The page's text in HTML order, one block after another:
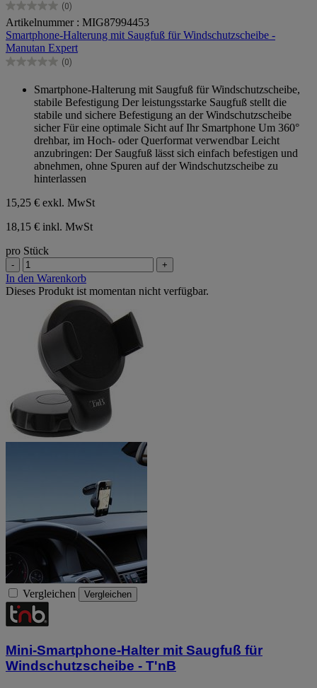
(0)
0.0
von
5
Sternen.
Artikelnummer : MIG87994453
Smartphone-Halterung mit Saugfuß für Windschutzscheibe -
Manutan Expert
(0)
0.0
Sternen.
Smartphone-Halterung mit Saugfuß für Windschutzscheibe,
stabile Befestigung Der leistungsstarke Saugfuß stellt die
stabile und sichere Befestigung an der Windschutzscheibe
sicher Für eine optimale Sicht auf Ihr Smartphone Um 360°
drehbar, im Hoch- oder Querformat verwendbar Leicht
anzubringen: Der Saugfuß lässt sich einfach befestigen und
abnehmen, ohne Spuren auf der Windschutzscheibe zu
hinterlassen
15,25 € exkl. MwSt
18,15 € inkl. MwSt
pro Stück
- +
In den Warenkorb
Dieses Produkt ist momentan nicht verfügbar.
Vergleichen Vergleichen
Mini-Smartphone-Halter mit Saugfuß für
Windschutzscheibe - T'nB